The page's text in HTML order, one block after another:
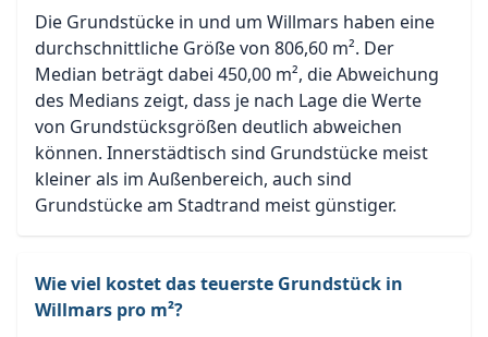
Die Grundstücke in und um Willmars haben eine
durchschnittliche Größe von 806,60 m². Der
Median beträgt dabei 450,00 m², die Abweichung
des Medians zeigt, dass je nach Lage die Werte
von Grundstücksgrößen deutlich abweichen
können. Innerstädtisch sind Grundstücke meist
kleiner als im Außenbereich, auch sind
Grundstücke am Stadtrand meist günstiger.
Wie viel kostet das teuerste Grundstück in
Willmars pro m²?